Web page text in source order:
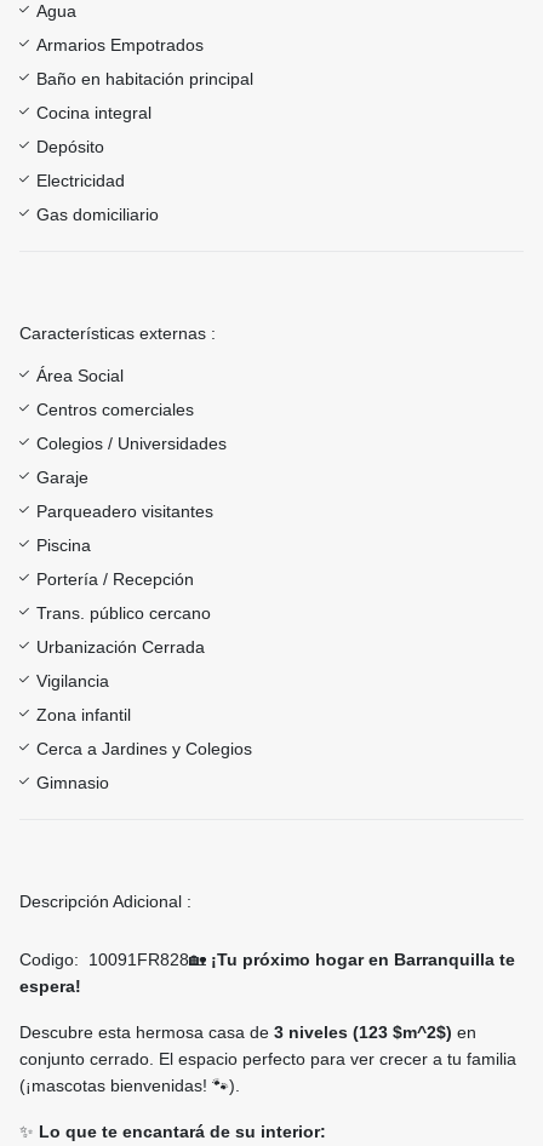
Agua
Armarios Empotrados
Baño en habitación principal
Cocina integral
Depósito
Electricidad
Gas domiciliario
Características externas :
Área Social
Centros comerciales
Colegios / Universidades
Garaje
Parqueadero visitantes
Piscina
Portería / Recepción
Trans. público cercano
Urbanización Cerrada
Vigilancia
Zona infantil
Cerca a Jardines y Colegios
Gimnasio
Descripción Adicional :
Codigo: 10091FR828🏡 ¡Tu próximo hogar en Barranquilla te
espera!
Descubre esta hermosa casa de 3 niveles (123 $m^2$) en
conjunto cerrado. El espacio perfecto para ver crecer a tu familia
(¡mascotas bienvenidas! 🐾).
✨ Lo que te encantará de su interior: